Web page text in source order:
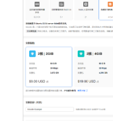
WordPress
快
速
建
网